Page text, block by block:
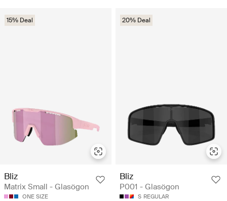
15% Deal
Bliz
Matrix Small - Glasögon
ONE SIZE
20% Deal
Bliz
P001 - Glasögon
S REGULAR